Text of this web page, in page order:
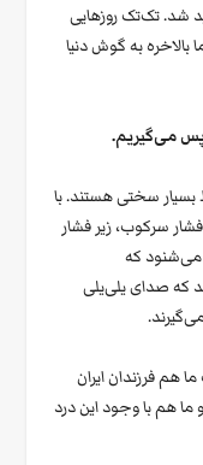
شد. تک‌تک روزهایی
بالاخره به گوش دنیا
پس می‌گیریم.
بسیار سختی هستند. با
سرکوب، زیر فشار
می‌شنود که
که صدای یلی‌یلی
هم فرزندان ایران
ما هم با وجود این درد